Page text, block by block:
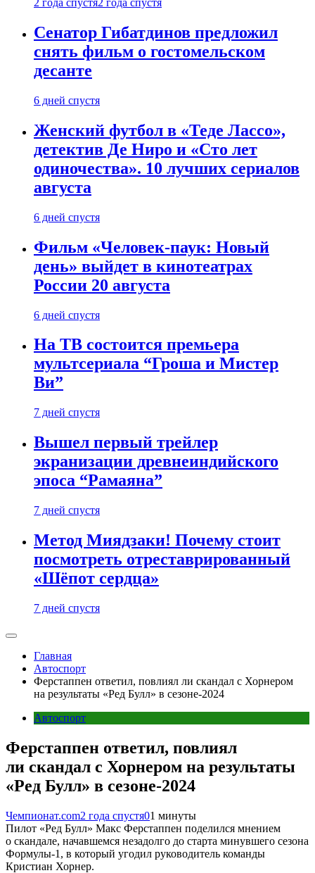
2 года спустя2 года спустя
Сенатор Гибатдинов предложил
снять фильм о гостомельском
десанте
6 дней спустя
Женский футбол в «Теде Лассо»,
детектив Де Ниро и «Сто лет
одиночества». 10 лучших сериалов
августа
6 дней спустя
Фильм «Человек-паук: Новый
день» выйдет в кинотеатрах
России 20 августа
6 дней спустя
На ТВ состоится премьера
мультсериала “Гроша и Мистер
Ви”
7 дней спустя
Вышел первый трейлер
экранизации древнеиндийского
эпоса “Рамаяна”
7 дней спустя
Метод Миядзаки! Почему стоит
посмотреть отреставрированный
«Шёпот сердца»
7 дней спустя
Главная
Автоспорт
Ферстаппен ответил, повлиял ли скандал с Хорнером
на результаты «Ред Булл» в сезоне-2024
Автоспорт
Ферстаппен ответил, повлиял
ли скандал с Хорнером на результаты
«Ред Булл» в сезоне-2024
Чемпионат.com2 года спустя01 минуты
Пилот «Ред Булл» Макс Ферстаппен поделился мнением
о скандале, начавшемся незадолго до старта минувшего сезона
Формулы-1, в который угодил руководитель команды
Кристиан Хорнер.